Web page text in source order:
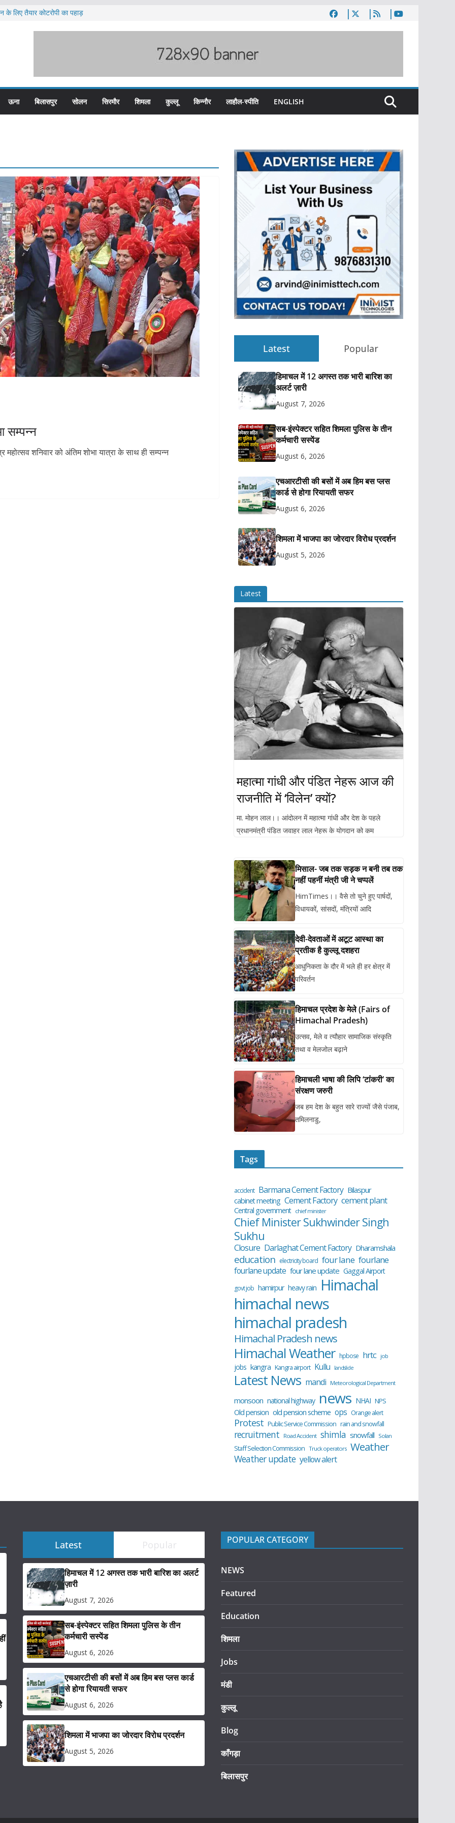
लिए तैयार कोटरोपी का पहाड़
के तीन कर्मचारी सस्पेंड
ऊना बिलासपुर सोलन सिरमौर शिमला कुल्लू किन्नौर लाहौल-स्पीति ENGLISH
सम्पन्न
महोत्सव शनिवार को अंतिम शोभा यात्रा के साथ ही सम्पन्न
Latest Popular
हिमाचल में 12 अगस्त तक भारी बारिश का
अलर्ट ज़ारी
August 7, 2026
सब-इंस्पेक्टर सहित शिमला पुलिस के तीन
कर्मचारी सस्पेंड
August 6, 2026
एचआरटीसी की बसों में अब हिम बस प्लस
कार्ड से होगा रियायती सफर
August 6, 2026
शिमला में भाजपा का जोरदार विरोध प्रदर्शन
August 5, 2026
Latest
महात्मा गांधी और पंडित नेहरू आज की
राजनीति में ‘विलेन’ क्यों?
मा. मोहन लाल।। आंदोलन में महात्मा गांधी और देश के पहले
प्रधानमंत्री पंडित जवाहर लाल नेहरू के योगदान को कम
मिसाल- जब तक सड़क न बनी तब तक
नहीं पहनीं मंत्री जी ने चप्पलें
HimTimes।। वैसे तो चुने हुए पार्षदों,
विधायकों, सांसदों, मंत्रियों आदि
देवी-देवताओं में अटूट आस्था का
प्रतीक है कुल्लू दशहरा
आधुनिकता के दौर में भले ही हर क्षेत्र में
परिवर्तन
हिमाचल प्रदेश के मेले (Fairs of
Himachal Pradesh)
उत्सव, मेले व त्यौहार सामाजिक संस्कृति
तथा व मेलजोल बढ़ाने
हिमाचली भाषा की लिपि ‘टांकरी’ का
संरक्षण जरुरी
जब हम देश के बहुत सारे राज्यों जैसे पंजाब,
तमिलनाडु,
Tags
accident Barmana Cement Factory Bilaspur
cabinet meeting Cement Factory cement plant
Central government chief minister
Chief Minister Sukhwinder Singh
Sukhu
Closure Darlaghat Cement Factory Dharamshala
education electricity board four lane fourlane
fourlane update four lane update Gaggal Airport
govt job hamirpur heavy rain Himachal
himachal news
himachal pradesh
Himachal Pradesh news
Himachal Weather hpbose hrtc job
jobs kangra Kangra airport Kullu landslide
Latest News mandi Meteorological Department
monsoon national highway news NHAI NPS
Old pension old pension scheme ops Orange alert
Protest Public Service Commission rain and snowfall
recruitment Road Accident shimla snowfall Solan
Staff Selection Commission Truck operators Weather
Weather update yellow alert
Latest Popular
हिमाचल में 12 अगस्त तक भारी बारिश का अलर्ट
ज़ारी
August 7, 2026
सब-इंस्पेक्टर सहित शिमला पुलिस के तीन
कर्मचारी सस्पेंड
August 6, 2026
एचआरटीसी की बसों में अब हिम बस प्लस कार्ड
से होगा रियायती सफर
August 6, 2026
शिमला में भाजपा का जोरदार विरोध प्रदर्शन
August 5, 2026
POPULAR CATEGORY
NEWS
Featured
Education
शिमला
Jobs
मंडी
कुल्लू
Blog
काँगड़ा
बिलासपुर